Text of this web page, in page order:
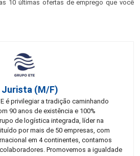
10 últimas ofertas de emprego que você
Jurista (m/f)
é privilegiar a tradição caminhando
90 anos de existência e 100%
de logística integrada, líder na
por mais de 50 empresas, com
em 4 continentes, contamos
Promovemos a igualdade